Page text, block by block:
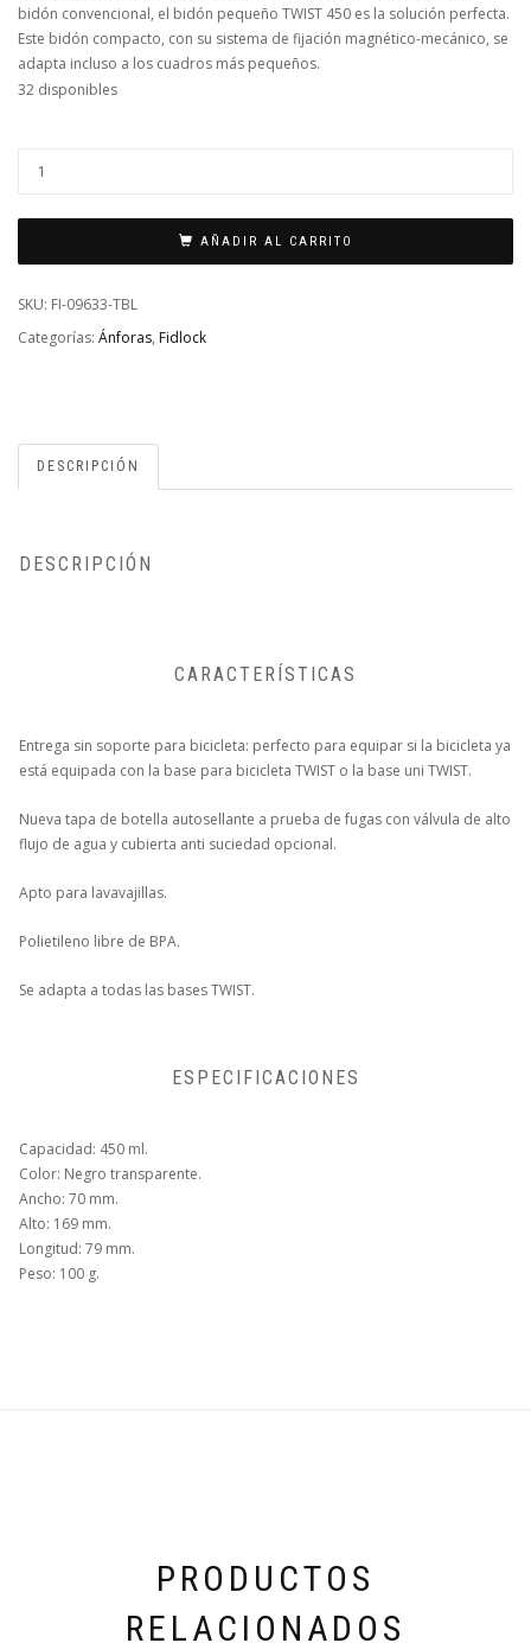
bidón convencional, el bidón pequeño TWIST 450 es la solución perfecta.
Este bidón compacto, con su sistema de fijación magnético-mecánico, se
adapta incluso a los cuadros más pequeños.
32 disponibles
ANFORA
-
450
ML
AHUMADO
AÑADIR AL CARRITO
SKU: FI-09633-TBL
Categorías: Ánforas, Fidlock
DESCRIPCIÓN
DESCRIPCIÓN
CARACTERÍSTICAS
Entrega sin soporte para bicicleta: perfecto para equipar si la bicicleta ya
está equipada con la base para bicicleta TWIST o la base uni TWIST.
Nueva tapa de botella autosellante a prueba de fugas con válvula de alto
flujo de agua y cubierta anti suciedad opcional.
Apto para lavavajillas.
Polietileno libre de BPA.
Se adapta a todas las bases TWIST.
ESPECIFICACIONES
Capacidad: 450 ml.
Color: Negro transparente.
Ancho: 70 mm.
Alto: 169 mm.
Longitud: 79 mm.
Peso: 100 g.
PRODUCTOS
RELACIONADOS